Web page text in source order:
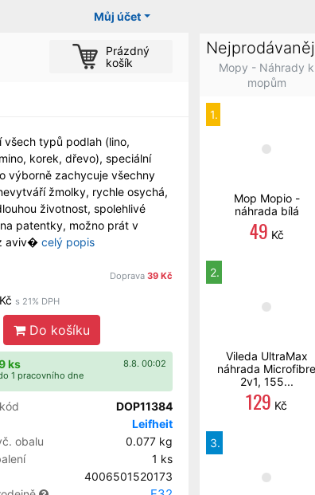
Můj účet
Prázdný
košík
všech typů podlah (lino,
korek, dřevo), speciální
výborně zachycuje všechny
žmolky, rychle osychá,
životnost, spolehlivé
patentky, možno prát v
aviv� celý popis
Doprava 39 Kč
Kč s 21% DPH
Do košíku
8.8. 00:02
ks
1 pracovního dne
DOP11384
Leifheit
obalu
0.077 kg
1 ks
4006501520173
Mopy - Náhrady k
mopům
1.
Mop Mopio -
náhrada bílá
49 Kč
2.
Vileda UltraMax
náhrada Microfibre
2v1, 155...
129 Kč
3.